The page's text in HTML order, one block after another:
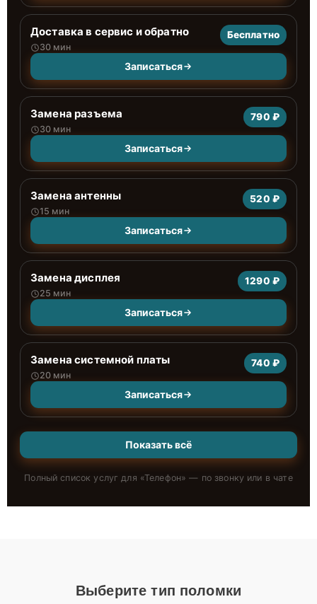
Доставка в сервис и обратно
30 мин
Бесплатно
Записаться
Замена разъема
30 мин
790 ₽
Записаться
Замена антенны
15 мин
520 ₽
Записаться
Замена дисплея
25 мин
1290 ₽
Записаться
Замена системной платы
20 мин
740 ₽
Записаться
Показать всё
Полный список услуг для «Телефон» — по звонку или в чате
Выберите тип поломки